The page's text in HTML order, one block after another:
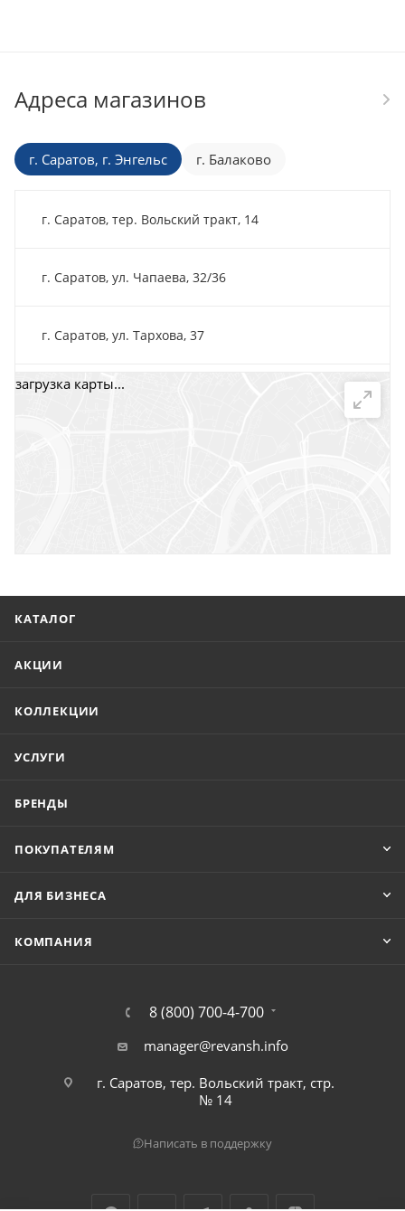
Адреса магазинов
г. Саратов, г. Энгельс г. Балаково
г. Саратов, тер. Вольский тракт, 14
г. Саратов, ул. Чапаева, 32/36
г. Саратов, ул. Тархова, 37
г. Саратов, пр-т. 50 лет Октября, 118Д, помещ. 15
загрузка карты...
КАТАЛОГ
АКЦИИ
КОЛЛЕКЦИИ
УСЛУГИ
БРЕНДЫ
ПОКУПАТЕЛЯМ
ДЛЯ БИЗНЕСА
КОМПАНИЯ
8 (800) 700-4-700
manager@revansh.info
г. Саратов, тер. Вольский тракт, стр.
№ 14
Написать в поддержку